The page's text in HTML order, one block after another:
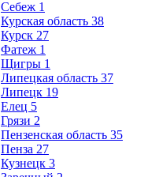
Себеж 1
Курская область 38
Курск 27
Фатеж 1
Щигры 1
Липецкая область 37
Липецк 19
Елец 5
Грязи 2
Пензенская область 35
Пенза 27
Кузнецк 3